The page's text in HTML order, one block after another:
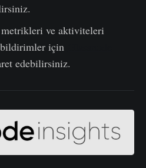
metrikleri ve aktiviteleri
bildirimler için
edebilirsiniz.